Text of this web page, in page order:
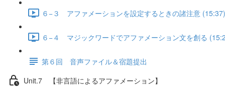
６−３ アファメーションを設定するときの諸注意 (15:37)
６−４ マジックワードでアファメーション文を創る
第６回 音声ファイル＆宿題提出
Unit.7 【非言語によるアファメーション】